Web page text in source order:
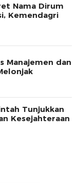
Nama Dirum
Kemendagri
Manajemen dan
Tunjukkan
Kesejahteraan